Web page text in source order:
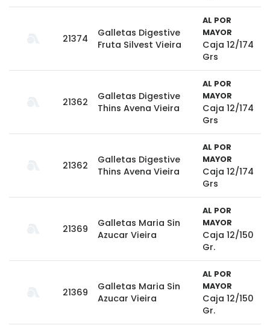
21374
Galletas Digestive
Fruta Silvest Vieira
AL POR
MAYOR
Caja 12/174
Grs
21362
Galletas Digestive
Thins Avena Vieira
AL POR
MAYOR
Caja 12/174
Grs
21362
Galletas Digestive
Thins Avena Vieira
AL POR
MAYOR
Caja 12/174
Grs
21369
Galletas Maria Sin
Azucar Vieira
AL POR
MAYOR
Caja 12/150
Gr.
21369
Galletas Maria Sin
Azucar Vieira
AL POR
MAYOR
Caja 12/150
Gr.